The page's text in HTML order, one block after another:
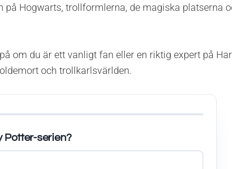
på Hogwarts, trollformlerna, de magiska platserna
om du är ett vanligt fan eller en riktig expert på
och trollkarlsvärlden.
Potter-serien?